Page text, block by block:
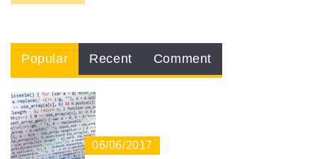
Popular Recent Comment
06/06/2017